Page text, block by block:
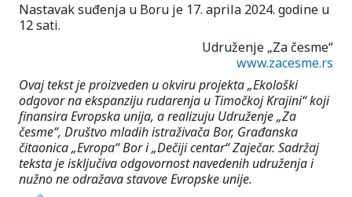
Nastavak suđenja u Boru je 17. aprila 2024. godine u
12 sati.
Udruženje „Za česme“
www.zacesme.rs
Ovaj tekst je proizveden u okviru projekta „Ekološki
odgovor na ekspanziju rudarenja u Timočkoj Krajini“ koji
finansira Evropska unija, a realizuju Udruženje „Za
česme“, Društvo mladih istraživača Bor, Građanska
čitaonica „Evropa“ Bor i „Dečiji centar“ Zaječar. Sadržaj
teksta je isključiva odgovornost navedenih udruženja i
nužno ne odražava stavove Evropske unije.